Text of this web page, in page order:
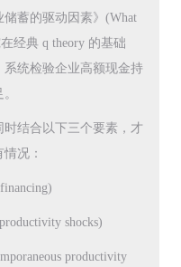
蓄的驱动因素》(What
经典 q theory 的基础
统检验企业高额现金持
结合以下三个要素，才
况：
shocks)
productivity